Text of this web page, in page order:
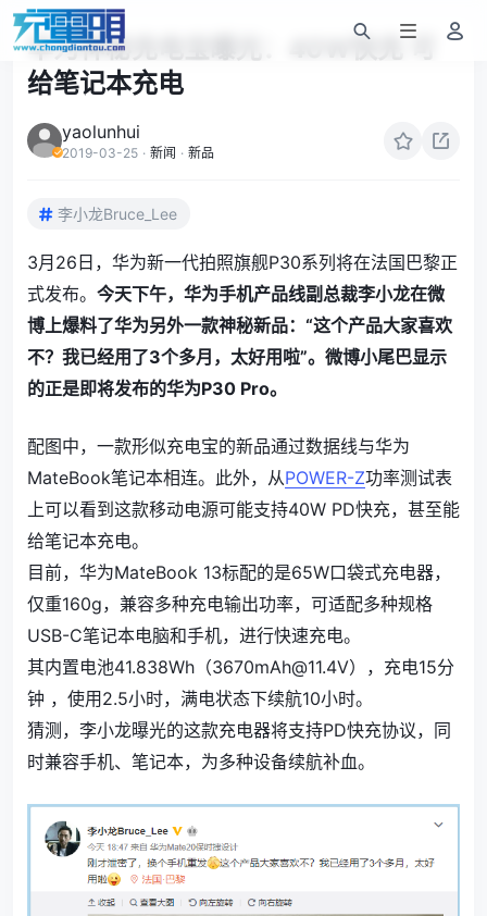
华为神秘充电宝曝光：40W快充 可
给笔记本充电
yaolunhui
2019-03-25 · 新闻 · 新品
李小龙Bruce_Lee
3月26日，华为新一代拍照旗舰P30系列将在法国巴黎正
式发布。 今天下午，华为手机产品线副总裁李小龙在微
博上爆料了华为另外一款神秘新品：“这个产品大家喜欢
不？我已经用了3个多月，太好用啦”。微博小尾巴显示
的正是即将发布的华为P30 Pro。
配图中，一款形似充电宝的新品通过数据线与华为
MateBook笔记本相连。此外，从POWER-Z功率测试表
上可以看到这款移动电源可能支持40W PD快充，甚至能
给笔记本充电。
目前，华为MateBook 13标配的是65W口袋式充电器，
仅重160g，兼容多种充电输出功率，可适配多种规格
USB-C笔记本电脑和手机，进行快速充电。
其内置电池41.838Wh（3670mAh@11.4V），充电15分
钟 ，使用2.5小时，满电状态下续航10小时。
猜测，李小龙曝光的这款充电器将支持PD快充协议，同
时兼容手机、笔记本，为多种设备续航补血。